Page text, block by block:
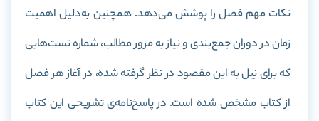
نکات مهم فصل را پوشش می‌دهد. همچنین به‌دلیل اهمیت
زمان در دوران جمع‌بندی و نیاز به مرور مطالب، شماره تست‌هایی
که برای نِیل به این مقصود در نظر گرفته شده، در آغاز هر فصل
از کتاب مشخص شده است. در پاسخ‌نامه‌ی تشریحی این کتاب